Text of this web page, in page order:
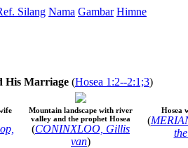
Silang Nama Gambar Himne
His Marriage (Hosea 1:2--2:1;3)
Mountain landscape with river
valley and the prophet Hosea
(CONINXLOO, Gillis
van)
Hosea
(